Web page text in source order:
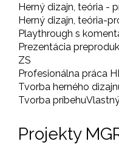
Herný dizajn, teória -
Herný dizajn, teória-
Playthrough s
Prezentácia
ZS
Profesionálna práca
Tvorba herného
Tvorba príbehu
Projekty